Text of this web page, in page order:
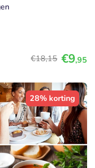
€18,15 €9,95
28% korting